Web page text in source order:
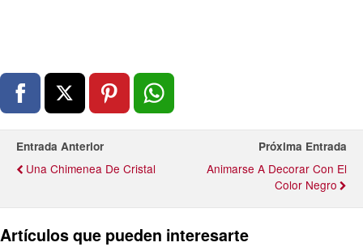
Entrada Anterior
Una Chimenea De Cristal
Próxima Entrada
Animarse A Decorar Con El
Color Negro
Artículos que pueden interesarte